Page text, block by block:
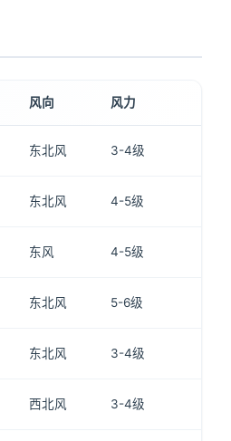
风向 风力
东北风 3-4级
东北风 4-5级
东风 4-5级
东北风 5-6级
东北风 3-4级
西北风 3-4级